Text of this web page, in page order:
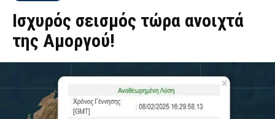
Ισχυρός σεισμός τώρα ανοιχτά
της Αμοργού!